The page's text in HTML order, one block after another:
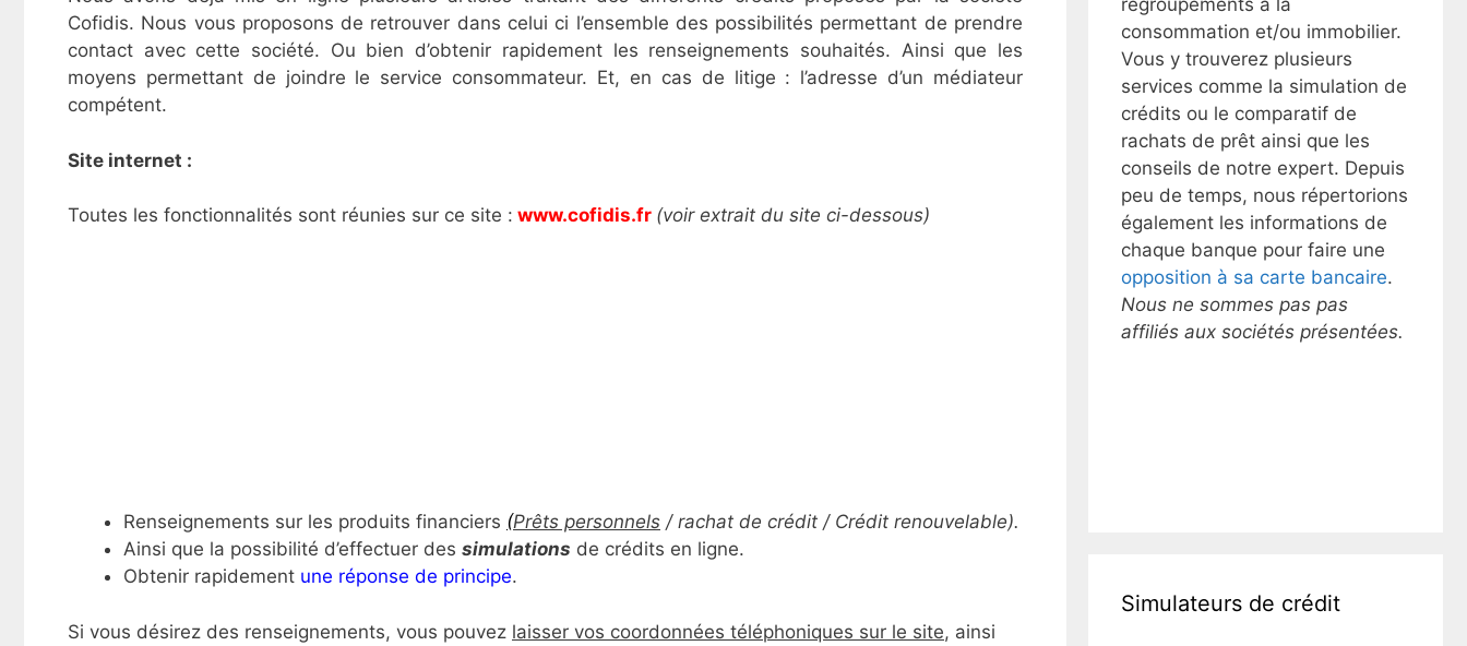
Cofidis. Nous vous proposons de retrouver dans celui ci l’ensemble des possibilités permettant de prendre
contact avec cette société. Ou bien d’obtenir rapidement les renseignements souhaités. Ainsi que les
moyens permettant de joindre le service consommateur. Et, en cas de litige : l’adresse d’un médiateur
compétent.
Site internet :
Toutes les fonctionnalités sont réunies sur ce site : www.cofidis.fr (voir extrait du site ci-dessous)
Renseignements sur les produits financiers (Prêts personnels / rachat de crédit / Crédit renouvelable).
Ainsi que la possibilité d’effectuer des simulations de crédits en ligne.
Obtenir rapidement une réponse de principe.
Si vous désirez des renseignements, vous pouvez laisser vos coordonnées téléphoniques sur le site, ainsi
regroupements à la
consommation et/ou immobilier.
Vous y trouverez plusieurs
services comme la simulation de
crédits ou le comparatif de
rachats de prêt ainsi que les
conseils de notre expert. Depuis
peu de temps, nous répertorions
également les informations de
chaque banque pour faire une
opposition à sa carte bancaire.
Nous ne sommes pas pas
affiliés aux sociétés présentées.
Simulateurs de crédit